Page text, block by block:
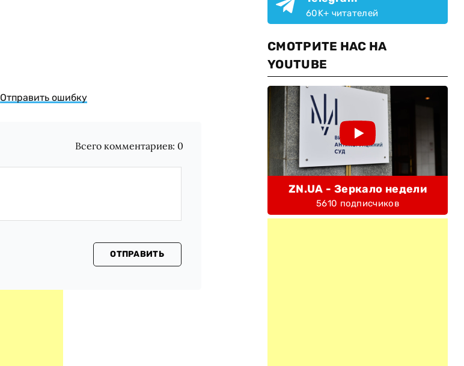
Отправить ошибку
Всего комментариев: 0
ОТПРАВИТЬ
60K+ читателей
СМОТРИТЕ НАС НА
YOUTUBE
ZN.UA - Зеркало недели
5610 подписчиков